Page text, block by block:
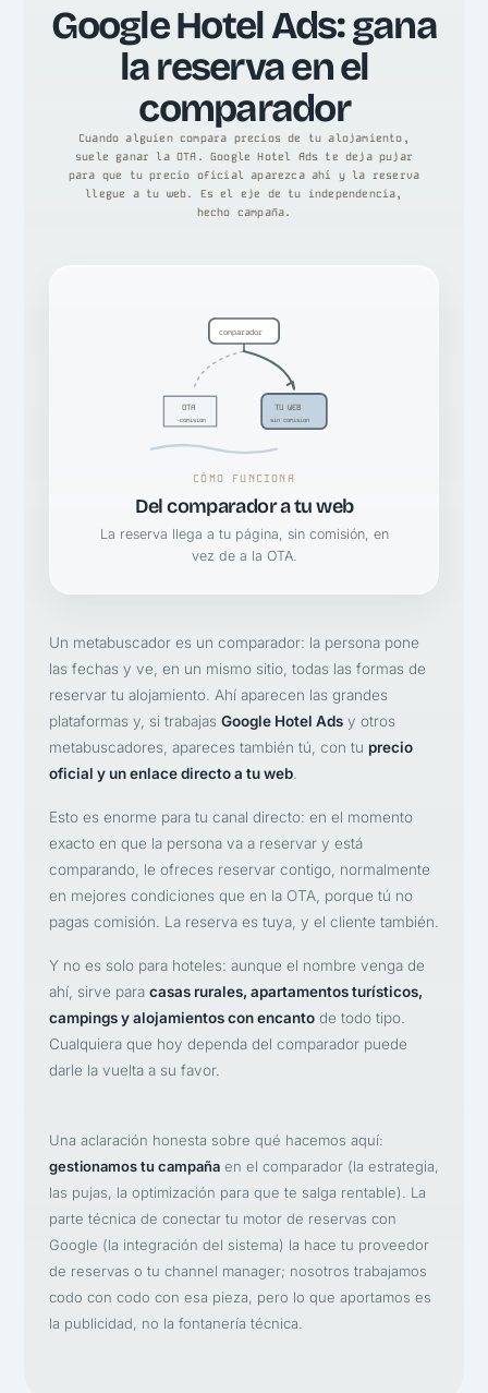
Google Hotel Ads: gana
la reserva en el
comparador
Cuando alguien compara precios de tu alojamiento,
suele ganar la OTA. Google Hotel Ads te deja pujar
para que tu precio oficial aparezca ahí y la reserva
llegue a tu web. Es el eje de tu independencia,
hecho campaña.
comparador
TU WEB
sin comision
OTA
-comision
CÓMO FUNCIONA
Del comparador a tu web
La reserva llega a tu página, sin comisión, en
vez de a la OTA.
Un metabuscador es un comparador: la persona pone
las fechas y ve, en un mismo sitio, todas las formas de
reservar tu alojamiento. Ahí aparecen las grandes
plataformas y, si trabajas Google Hotel Adsy otros
metabuscadores, apareces también tú, con tu precio
oficial y un enlace directo a tu web.
Esto es enorme para tu canal directo: en el momento
exacto en que la persona va a reservar y está
comparando, le ofreces reservar contigo, normalmente
en mejores condiciones que en la OTA, porque tú no
pagas comisión. La reserva es tuya, y el cliente también.
Y no es solo para hoteles: aunque el nombre venga de
ahí, sirve para casas rurales, apartamentos turísticos,
campings y alojamientos con encantode todo tipo.
Cualquiera que hoy dependa del comparador puede
darle la vuelta a su favor.
Una aclaración honesta sobre qué hacemos aquí:
gestionamos tu campañaen el comparador (la estrategia,
las pujas, la optimización para que te salga rentable). La
parte técnica de conectar tu motor de reservas con
Google (la integración del sistema) la hace tu proveedor
de reservas o tu channel manager; nosotros trabajamos
codo con codo con esa pieza, pero lo que aportamos es
la publicidad, no la fontanería técnica.